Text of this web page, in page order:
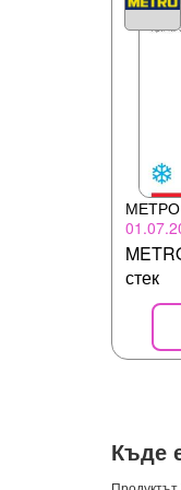
МЕТРО
стек
Къде